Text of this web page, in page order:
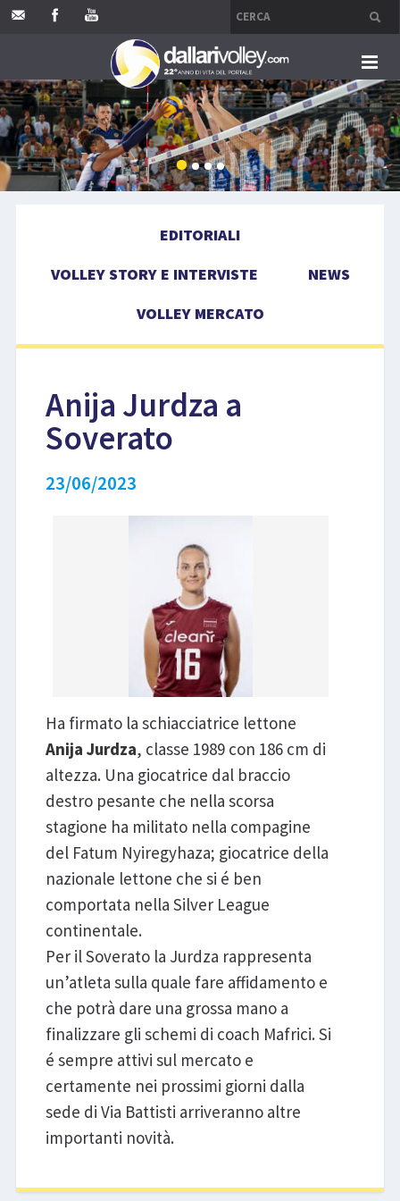
HOME
EDITORIALI
VOLLEY MERCATO
COMPETIZIONI
EDITORIALI
VOLLEY STORY E INTERVISTE
NEWS
VOLLEY MERCATO
Anija Jurdza a
Soverato
23/06/2023
Ha firmato la schiacciatrice lettone
Anija Jurdza, classe 1989 con 186 cm di
altezza. Una giocatrice dal braccio
destro pesante che nella scorsa
stagione ha militato nella compagine
del Fatum Nyiregyhaza; giocatrice della
nazionale lettone che si é ben
comportata nella Silver League
continentale.
Per il Soverato la Jurdza rappresenta
un’atleta sulla quale fare affidamento e
che potrà dare una grossa mano a
finalizzare gli schemi di coach Mafrici. Si
é sempre attivi sul mercato e
certamente nei prossimi giorni dalla
sede di Via Battisti arriveranno altre
importanti novità.